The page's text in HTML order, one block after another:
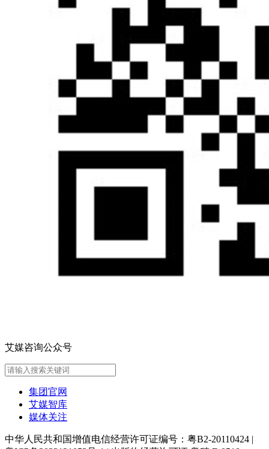
艾媒咨询公众号
集团官网
艾媒智库
媒体关注
中华人民共和国增值电信经营许可证编号：粤B2-20110424 |